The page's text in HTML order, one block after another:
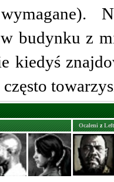
budynku z
kiedyś
Ocaleni z